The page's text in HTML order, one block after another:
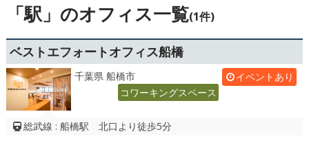
「駅」のオフィス一覧(1件)
ベストエフォートオフィス船橋
千葉県 船橋市
イベントあり
コワーキングスペース
総武線 : 船橋駅 北口より徒歩5分